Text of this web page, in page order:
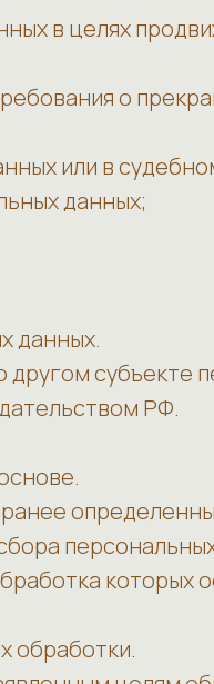
в целях
о
или в
данных;
данных.
субъекте
РФ.
которых
обработки.